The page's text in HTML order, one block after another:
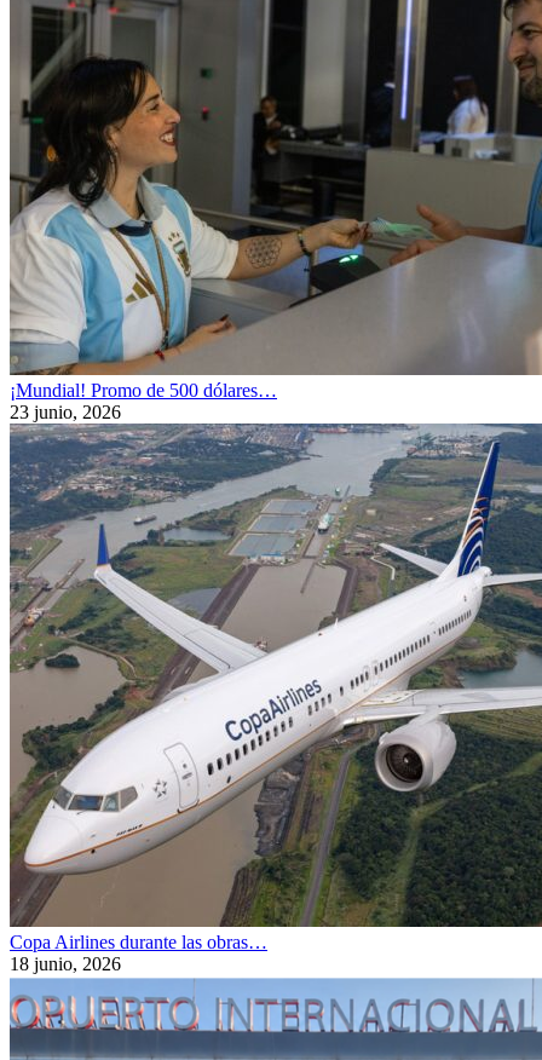
¡Mundial! Promo de 500 dólares…
23 junio, 2026
Copa Airlines durante las obras…
18 junio, 2026